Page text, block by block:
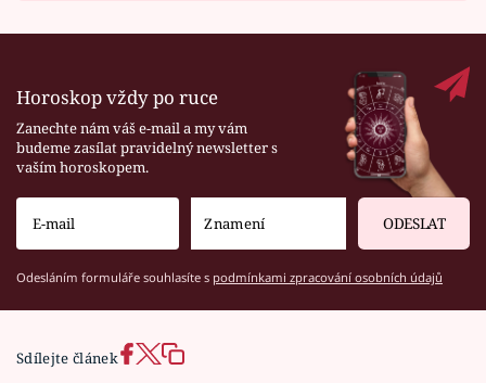
Horoskop vždy po ruce
Zanechte nám váš e-mail a my vám
budeme zasílat pravidelný newsletter s
vaším horoskopem.
ODESLAT
Odesláním formuláře souhlasíte s podmínkami zpracování osobních údajů
Sdílejte článek